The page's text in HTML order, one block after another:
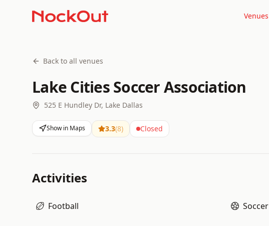
Venues
Back to all venues
Lake Cities Soccer Association
525 E Hundley Dr, Lake Dallas
Show in Maps 3.3(8) Closed
Activities
Football Soccer